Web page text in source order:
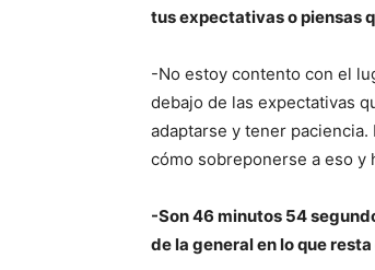
tus expectativas o piensas
-No estoy contento con el
debajo de las expectativas
adaptarse y tener
cómo sobreponerse a eso y
-Son 46 minutos 54
de la general en lo que